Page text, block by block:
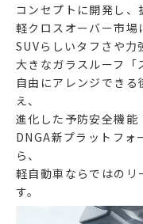
コンセプトに開発し、
軽クロスオーバー市場
SUVらしいタフさや力
大きなガラスルーフ「
自由にアレンジでき
え、
進化した予防安全機能
DNGA新プラットフォ
ら、
軽自動車ならではのリ
す。